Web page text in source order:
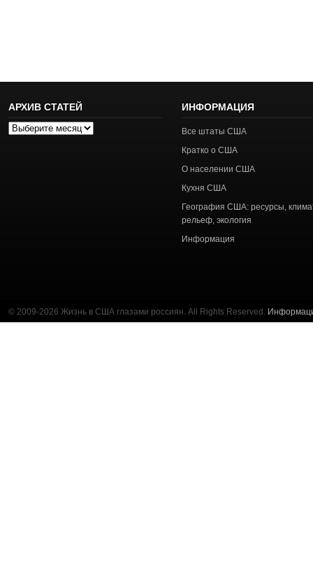
АРХИВ СТАТЕЙ
Архив
ИНФОРМАЦИЯ
Все штаты США
Кратко о США
О населении США
Кухня США
География США: ресурсы,
рельеф, экология
Информация
© 2009-2026 Жизнь в США глазами россиян. All Rights Reserved.